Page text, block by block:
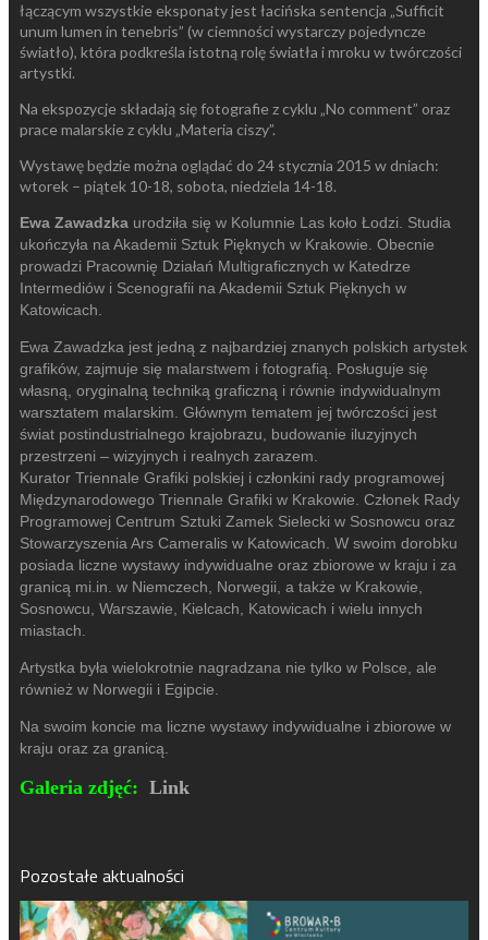
łączącym wszystkie eksponaty jest łacińska sentencja „Sufficit
unum lumen in tenebris” (w ciemności wystarczy pojedyncze
światło), która podkreśla istotną rolę światła i mroku w twórczości
artystki.
Na ekspozycje składają się fotografie z cyklu „No comment” oraz
prace malarskie z cyklu „Materia ciszy”.
Wystawę będzie można oglądać do 24 stycznia 2015 w dniach:
wtorek – piątek 10-18, sobota, niedziela 14-18.
Ewa Zawadzka urodziła się w Kolumnie Las koło Łodzi. Studia
ukończyła na Akademii Sztuk Pięknych w Krakowie. Obecnie
prowadzi Pracownię Działań Multigraficznych w Katedrze
Intermediów i Scenografii na Akademii Sztuk Pięknych w
Katowicach.
Ewa Zawadzka jest jedną z najbardziej znanych polskich artystek
grafików, zajmuje się malarstwem i fotografią. Posługuje się
własną, oryginalną techniką graficzną i równie indywidualnym
warsztatem malarskim. Głównym tematem jej twórczości jest
świat postindustrialnego krajobrazu, budowanie iluzyjnych
przestrzeni – wizyjnych i realnych zarazem.
Kurator Triennale Grafiki polskiej i członkini rady programowej
Międzynarodowego Triennale Grafiki w Krakowie. Członek Rady
Programowej Centrum Sztuki Zamek Sielecki w Sosnowcu oraz
Stowarzyszenia Ars Cameralis w Katowicach. W swoim dorobku
posiada liczne wystawy indywidualne oraz zbiorowe w kraju i za
granicą mi.in. w Niemczech, Norwegii, a także w Krakowie,
Sosnowcu, Warszawie, Kielcach, Katowicach i wielu innych
miastach.
Artystka była wielokrotnie nagradzana nie tylko w Polsce, ale
również w Norwegii i Egipcie.
Na swoim koncie ma liczne wystawy indywidualne i zbiorowe w
kraju oraz za granicą.
Galeria zdjęć: Link
Pozostałe aktualności